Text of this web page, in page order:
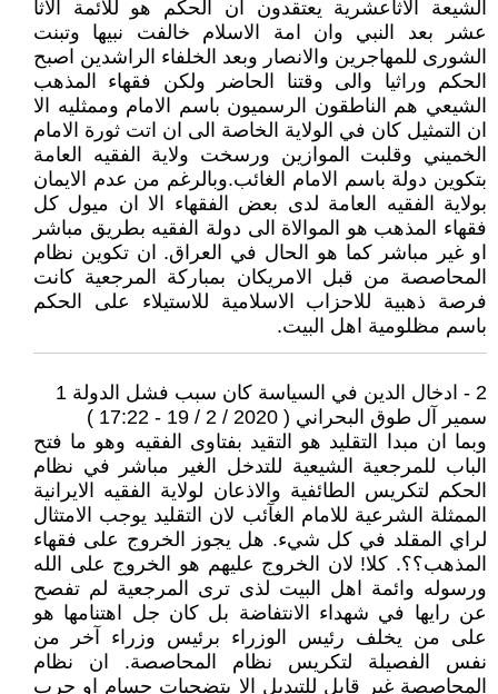
الشيعة الاثاعشرية يعتقدون ان الحكم هو للائمة الاثا
عشر بعد النبي وان امة الاسلام خالفت نبيها وتبنت
الشورى للمهاجرين والانصار وبعد الخلفاء الراشدين اصبح
الحكم وراثيا والى وقتنا الحاضر ولكن فقهاء المذهب
الشيعي هم الناطقون الرسميون باسم الامام وممثليه الا
ان التمثيل كان في الولاية الخاصة الى ان اتت ثورة الامام
الخميني وقلبت الموازين ورسخت ولاية الفقيه العامة
بتكوين دولة باسم الامام الغائب.وبالرغم من عدم الايمان
بولاية الفقيه العامة لدى بعض الفقهاء الا ان ميول كل
فقهاء المذهب هو الموالاة الى دولة الفقيه بطريق مباشر
او غير مباشر كما هو الحال في العراق. ان تكوين نظام
المحاصصة من قبل الامريكان بمباركة المرجعية كانت
فرصة ذهبية للاحزاب الاسلامية للاستيلاء على الحكم
باسم مظلومية اهل البيت.
2 - ادخال الدين في السياسة كان سبب فشل الدولة 1
سمير آل طوق البحراني ( 2020 / 2 / 19 - 17:22 )
وبما ان مبدا التقليد هو التقيد بفتاوى الفقيه وهو ما فتح
الباب للمرجعية الشيعية للتدخل الغير مباشر في نظام
الحكم لتكريس الطائفية والاذعان لولاية الفقيه الايرانية
الممثلة الشرعية للامام الغآئب لان التقليد يوجب الامتثال
لراي المقلد في كل شيء. هل يجوز الخروج على فقهاء
المذهب؟؟. كلا! لان الخروج عليهم هو الخروج على الله
ورسوله وائمة اهل البيت لذى ترى المرجعية لم تفصح
عن رايها في شهداء الانتفاضة بل كان جل اهتنامها هو
على من يخلف رئيس الوزراء برئيس وزراء آخر من
نفس الفصيلة لتكريس نظام المحاصصة. ان نظام
المحاصصة غير قابل للتبديل الا بتضحيات جسام او حرب